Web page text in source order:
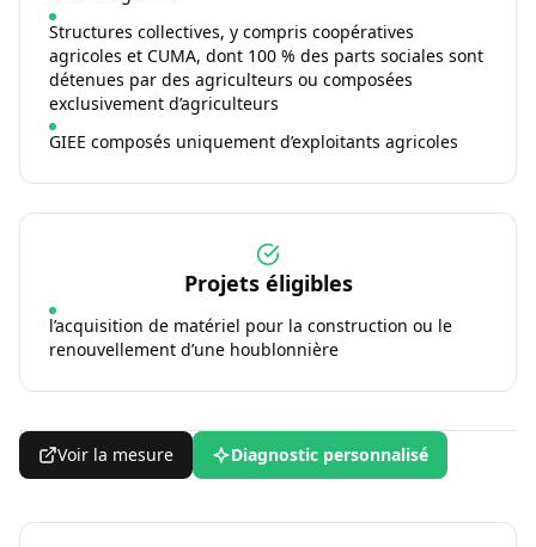
Structures collectives, y compris coopératives
agricoles et CUMA, dont 100 % des parts sociales sont
détenues par des agriculteurs ou composées
exclusivement d’agriculteurs
GIEE composés uniquement d’exploitants agricoles
Projets éligibles
l’acquisition de matériel pour la construction ou le
renouvellement d’une houblonnière
Voir la mesure Diagnostic personnalisé